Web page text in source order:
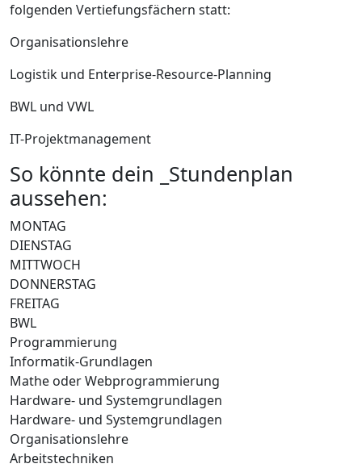
folgenden Vertiefungsfächern statt:
Organisationslehre
Logistik und Enterprise-Resource-Planning
BWL und VWL
IT-Projektmanagement
So könnte dein _Stundenplan
aussehen:
MONTAG
DIENSTAG
MITTWOCH
DONNERSTAG
FREITAG
BWL
Programmierung
Informatik-Grundlagen
Mathe oder Webprogrammierung
Hardware- und Systemgrundlagen
Hardware- und Systemgrundlagen
Organisationslehre
Arbeitstechniken